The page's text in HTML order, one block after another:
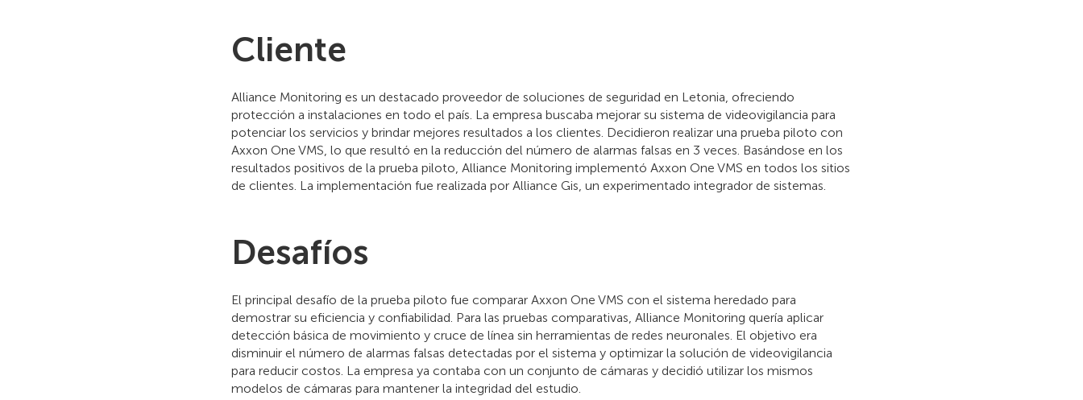
Cliente
Alliance Monitoring es un destacado proveedor de soluciones de seguridad en Letonia, ofreciendo
protección a instalaciones en todo el país. La empresa buscaba mejorar su sistema de videovigilancia para
potenciar los servicios y brindar mejores resultados a los clientes. Decidieron realizar una prueba piloto con
Axxon One VMS, lo que resultó en la reducción del número de alarmas falsas en 3 veces. Basándose en los
resultados positivos de la prueba piloto, Alliance Monitoring implementó Axxon One VMS en todos los sitios
de clientes. La implementación fue realizada por Alliance Gis, un experimentado integrador de sistemas.
Desafíos
El principal desafío de la prueba piloto fue comparar Axxon One VMS con el sistema heredado para
demostrar su eficiencia y confiabilidad. Para las pruebas comparativas, Alliance Monitoring quería aplicar
detección básica de movimiento y cruce de línea sin herramientas de redes neuronales. El objetivo era
disminuir el número de alarmas falsas detectadas por el sistema y optimizar la solución de videovigilancia
para reducir costos. La empresa ya contaba con un conjunto de cámaras y decidió utilizar los mismos
modelos de cámaras para mantener la integridad del estudio.